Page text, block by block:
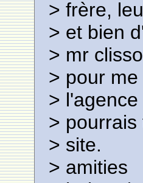
> frère,
> et bien
> mr
> pour
> l'agence
>
> site.
> amities